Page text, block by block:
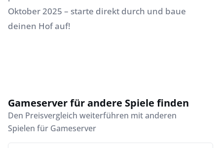
Oktober 2025 – starte direkt durch und baue
deinen Hof auf!
Gameserver für andere Spiele finden
Den Preisvergleich weiterführen mit anderen
Spielen für Gameserver